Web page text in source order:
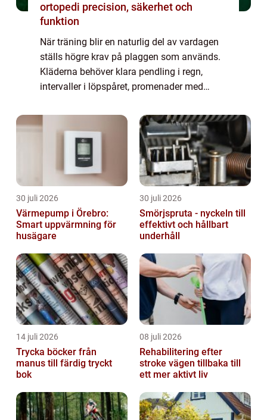
ortopedi precision, säkerhet och
funktion
När träning blir en naturlig del av vardagen
ställs högre krav på plaggen som används.
Kläderna behöver klara pendling i regn,
intervaller i löpspåret, promenader med
under samma dag. Här sticker Craft ut som
30 juli 2026
Värmepump i Örebro:
Smart uppvärmning för
husägare
30 juli 2026
Smörjspruta - nyckeln till
effektivt och hållbart
underhåll
14 juli 2026
Trycka böcker från
manus till färdig tryckt
bok
08 juli 2026
Rehabilitering efter
stroke vägen tillbaka till
ett mer aktivt liv